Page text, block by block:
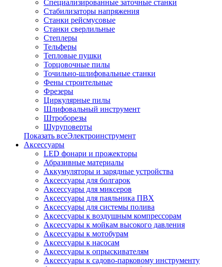
Специализированные заточные станки
Стабилизаторы напряжения
Станки рейсмусовые
Станки сверлильные
Степлеры
Тельферы
Тепловые пушки
Торцовочные пилы
Точильно-шлифовальные станки
Фены строительные
Фрезеры
Циркулярные пилы
Шлифовальный инструмент
Штроборезы
Шуруповерты
Показать всеЭлектроинструмент
Аксессуары
LED фонари и прожекторы
Абразивные материалы
Аккумуляторы и зарядные устройства
Аксессуары для болгарок
Аксессуары для миксеров
Аксессуары для паяльника ПВХ
Аксессуары для системы полива
Аксессуары к воздушным компрессорам
Аксессуары к мойкам высокого давления
Аксессуары к мотобурам
Аксессуары к насосам
Аксессуары к опрыскивателям
Аксессуары к садово-парковому инструменту